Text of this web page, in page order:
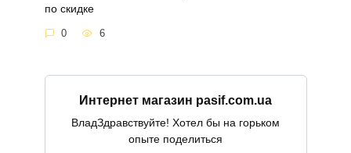
по скидке
0 6
Интернет магазин pasif.com.ua
ВладЗдравствуйте! Хотел бы на горьком
опыте поделиться